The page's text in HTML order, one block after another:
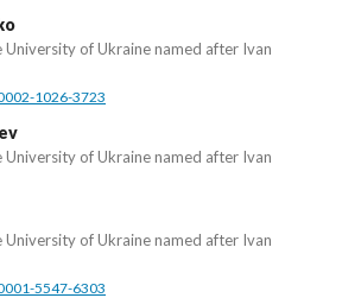
University of Ukraine named after Ivan
1026-3723
University of Ukraine named after Ivan
University of Ukraine named after Ivan
5547-6303